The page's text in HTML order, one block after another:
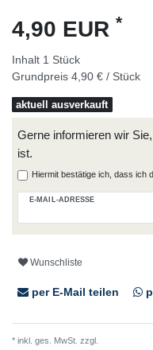
4,90 EUR *
Inhalt 1 Stück
Grundpreis 4,90 € / Stück
aktuell ausverkauft
Gerne informieren wir
ist.
E-MAIL-ADRESSE
Hiermit bestätige ich, dass ich
Wunschliste
per E-Mail teilen
* inkl. ges. MwSt. zzgl.